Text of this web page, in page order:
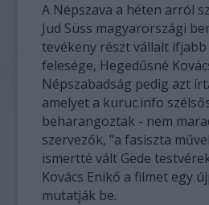
A Népszava a héten arról
Jud Süss magyarországi
tevékeny részt vállalt
felesége, Hegedűsné
Népszabadság pedig azt
amelyet a kuruc.info
beharangoztak - nem
szervezők, "a fasiszta
ismertté vált Gede
Kovács Enikő a filmet egy
mutatják be.